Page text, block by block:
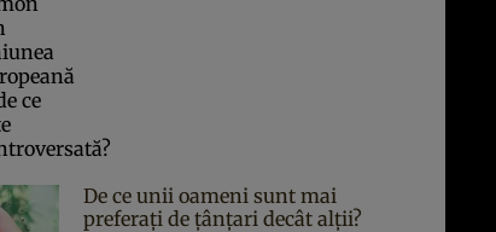
De ce unii oameni sunt mai
preferați de țânțari decât alții?